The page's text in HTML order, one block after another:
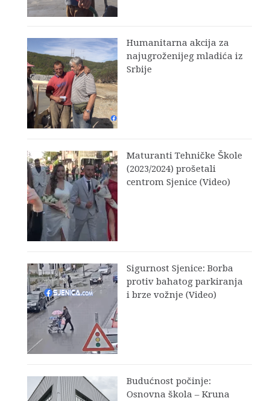
Humanitarna akcija za
najugroženijeg mladića iz
Srbije
Maturanti Tehničke Škole
(2023/2024) prošetali
centrom Sjenice (Video)
Sigurnost Sjenice: Borba
protiv bahatog parkiranja
i brze vožnje (Video)
Budućnost počinje:
Osnovna škola – Kruna